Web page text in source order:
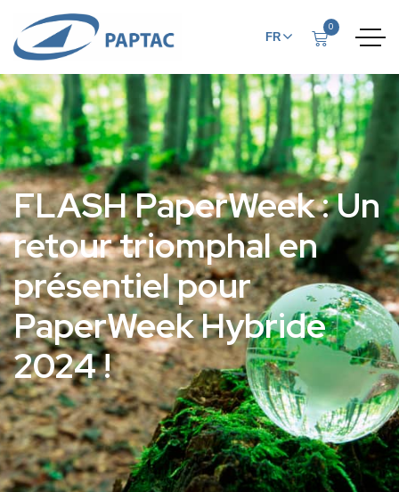
FR
EN
0
FLASH PaperWeek : Un
retour triomphal en
présentiel pour
PaperWeek Hybride
2024 !